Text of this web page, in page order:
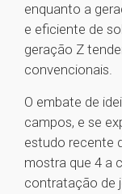
enquanto a
e eficiente de
geração Z
convencionais.
O embate de
campos, e se
estudo recente
mostra que 4 a
contratação de